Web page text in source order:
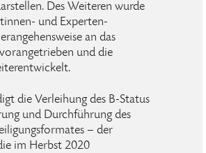
Des Weiteren wurde
und Experten-
an das
und die
die Verleihung des B-Status
und Durchführung des
– der
im Herbst 2020